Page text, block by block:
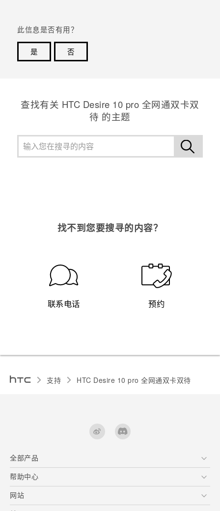
此信息是否有用？
是
否
查找有关 HTC Desire 10 pro 全网通双卡双
待 的主题
找不到您要搜寻的内容？
联系电话 预约
支持 HTC Desire 10 pro 全网通双卡双待‎
全部产品
区块链智能手机
帮助中心
在线客服
网站